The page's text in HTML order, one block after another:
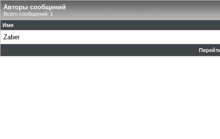
Авторы сообщений
Всего сообщений: 1
Имя
Zaber